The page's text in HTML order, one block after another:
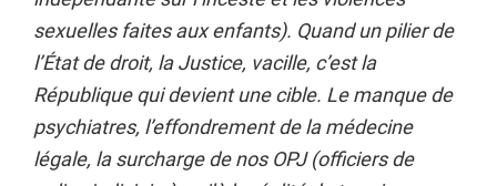
sexuelles faites aux enfants). Quand un pilier de
l’État de droit, la Justice, vacille, c’est la
République qui devient une cible. Le manque de
psychiatres, l’effondrement de la médecine
légale, la surcharge de nos OPJ (officiers de